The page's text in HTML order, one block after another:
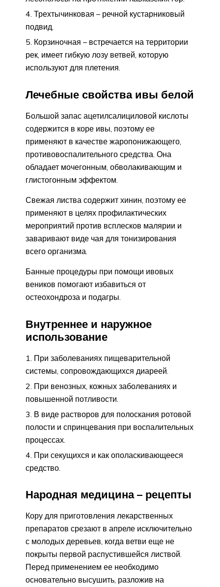
Трехтычинковая – речной кустарниковый
подвид.
Корзиночная – встречается на территории
рек, имеет гибкую лозу ветвей, которую
используют для плетения.
Лечебные свойства ивы белой
Большой запас ацетилсалициловой кислоты
содержится в коре ивы, поэтому ее
применяют в качестве жаропонижающего,
противовоспалительного средства. Она
обладает мочегонным, обволакивающим и
глистогонным эффектом.
Свежая листва содержит хинин, поэтому ее
применяют в целях профилактических
мероприятий против всплесков малярии и
заваривают виде чая для тонизирования
всего организма.
Банные процедуры при помощи ивовых
веников помогают избавиться от
остеохондроза и подагры.
Внутреннее и наружное
использование
При заболеваниях пищеварительной
системы, сопровождающихся диареей.
При венозных, кожных заболеваниях и
повышенной потливости.
В виде растворов для полоскания ротовой
полости и спринцевания при воспалительных
процессах.
При секущихся и как ополаскивающееся
средство.
Народная медицина – рецепты
Кору для приготовления лекарственных
препаратов срезают в апреле исключительно
с молодых деревьев, когда ветви еще не
покрыты первой распустившейся листвой.
Перед применением ее необходимо
основательно высушить, разложив на